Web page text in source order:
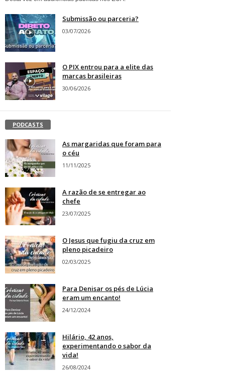
Submissão ou parceria?
03/07/2026
O PIX entrou para a elite das
marcas brasileiras
30/06/2026
PODCASTS
As margaridas que foram para
o céu
11/11/2025
A razão de se entregar ao
chefe
23/07/2025
O Jesus que fugiu da cruz em
pleno picadeiro
02/03/2025
Para Denisar os pés de Lúcia
eram um encanto!
24/12/2024
Hilário, 42 anos,
experimentando o sabor da
vida!
26/08/2024